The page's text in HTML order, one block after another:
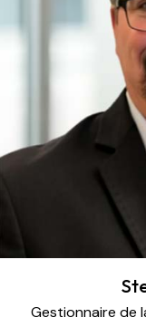
Gestionnaire de